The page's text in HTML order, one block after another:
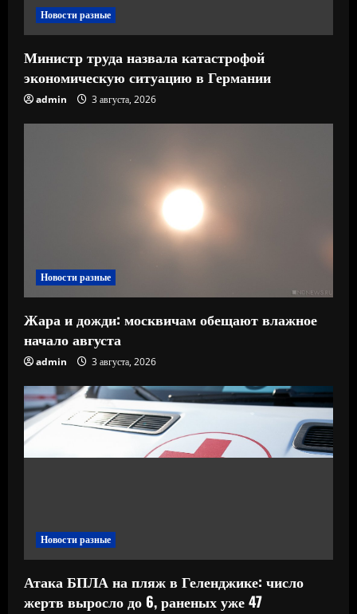
Новости разные
Министр труда назвала катастрофой
экономическую ситуацию в Германии
admin 3 августа, 2026
Новости разные
Жара и дожди: москвичам обещают влажное
начало августа
admin 3 августа, 2026
Новости разные
Атака БПЛА на пляж в Геленджике: число
жертв выросло до 6, раненых уже 47